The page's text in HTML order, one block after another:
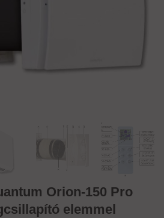
Orion-150 Pro
elemmel